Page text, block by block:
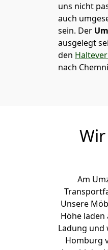
uns nicht
auch
sein. Der
ausgelegt
den
nach
Am
Unsere
Höhe
Ladung und
Homburg